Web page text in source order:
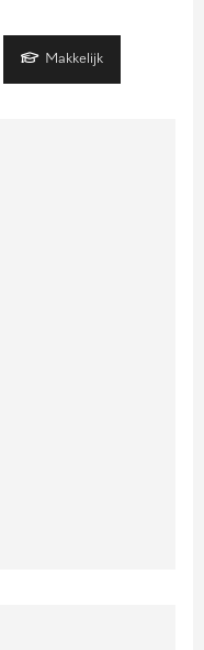
Makkelijk